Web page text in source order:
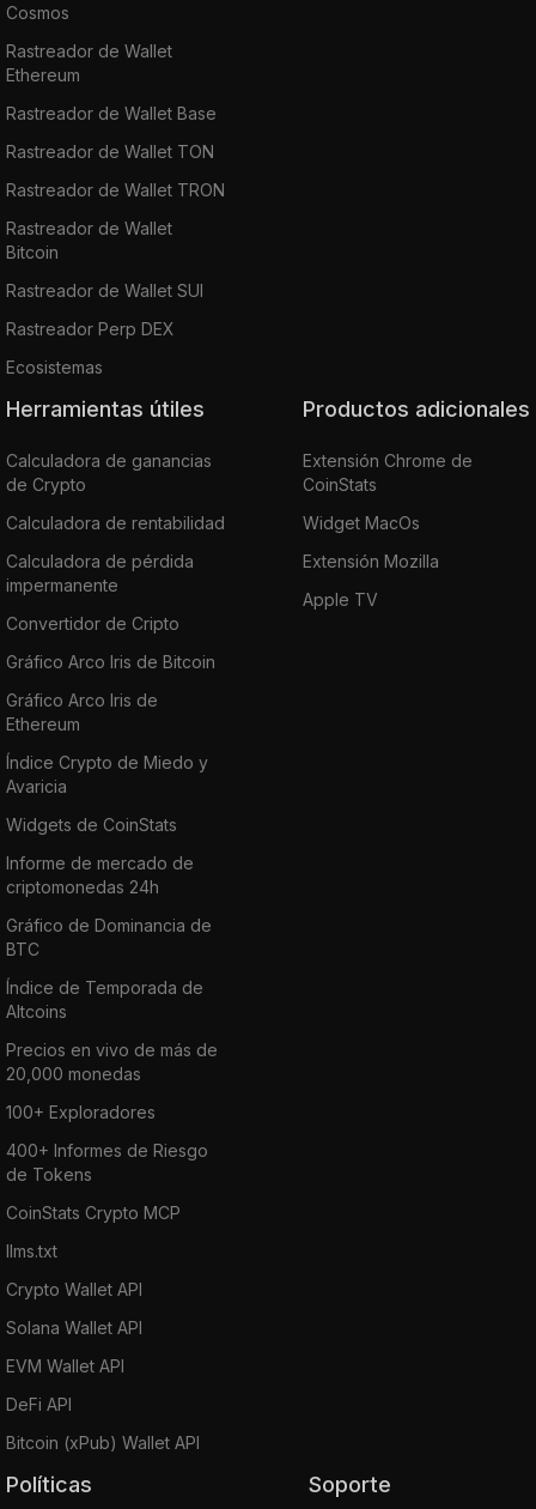
Cosmos
Rastreador de Wallet
Ethereum
Rastreador de Wallet Base
Rastreador de Wallet TON
Rastreador de Wallet TRON
Rastreador de Wallet
Bitcoin
Rastreador de Wallet SUI
Rastreador Perp DEX
Ecosistemas
Herramientas útiles
Calculadora de ganancias
de Crypto
Calculadora de rentabilidad
Calculadora de pérdida
impermanente
Convertidor de Cripto
Gráfico Arco Iris de Bitcoin
Gráfico Arco Iris de
Ethereum
Índice Crypto de Miedo y
Avaricia
Widgets de CoinStats
Informe de mercado de
criptomonedas 24h
Gráfico de Dominancia de
BTC
Índice de Temporada de
Altcoins
Precios en vivo de más de
20,000 monedas
100+ Exploradores
400+ Informes de Riesgo
de Tokens
CoinStats Crypto MCP
llms.txt
Crypto Wallet API
Solana Wallet API
EVM Wallet API
DeFi API
Bitcoin (xPub) Wallet API
Productos adicionales
Extensión Chrome de
CoinStats
Widget MacOs
Extensión Mozilla
Apple TV
Políticas Soporte